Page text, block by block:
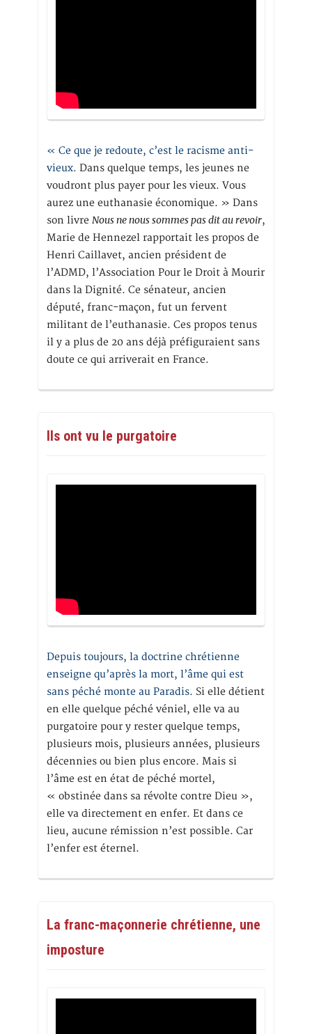
« Ce que je redoute, c’est le racisme anti-
vieux. Dans quelque temps, les jeunes ne
voudront plus payer pour les vieux. Vous
aurez une euthanasie économique. » Dans
son livre Nous ne nous sommes pas dit au revoir,
Marie de Hennezel rapportait les propos de
Henri Caillavet, ancien président de
l’ADMD, l’Association Pour le Droit à Mourir
dans la Dignité. Ce sénateur, ancien
député, franc-maçon, fut un fervent
militant de l’euthanasie. Ces propos tenus
il y a plus de 20 ans déjà préfiguraient sans
doute ce qui arriverait en France.
Ils ont vu le purgatoire
Depuis toujours, la doctrine chrétienne
enseigne qu’après la mort, l’âme qui est
sans péché monte au Paradis. Si elle détient
en elle quelque péché véniel, elle va au
purgatoire pour y rester quelque temps,
plusieurs mois, plusieurs années, plusieurs
décennies ou bien plus encore. Mais si
l’âme est en état de péché mortel,
« obstinée dans sa révolte contre Dieu »,
elle va directement en enfer. Et dans ce
lieu, aucune rémission n’est possible. Car
l’enfer est éternel.
La franc-maçonnerie chrétienne, une
imposture